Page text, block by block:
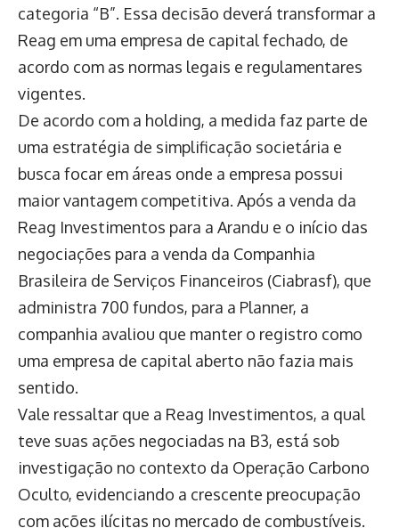
categoria “B”. Essa decisão deverá transformar a
Reag em uma empresa de capital fechado, de
acordo com as normas legais e regulamentares
vigentes.
De acordo com a holding, a medida faz parte de
uma estratégia de simplificação societária e
busca focar em áreas onde a empresa possui
maior vantagem competitiva. Após a venda da
Reag Investimentos para a Arandu e o início das
negociações para a venda da Companhia
Brasileira de Serviços Financeiros (Ciabrasf), que
administra 700 fundos, para a Planner, a
companhia avaliou que manter o registro como
uma empresa de capital aberto não fazia mais
sentido.
Vale ressaltar que a Reag Investimentos, a qual
teve suas ações negociadas na B3, está sob
investigação no contexto da Operação Carbono
Oculto, evidenciando a crescente preocupação
com ações ilícitas no mercado de combustíveis.